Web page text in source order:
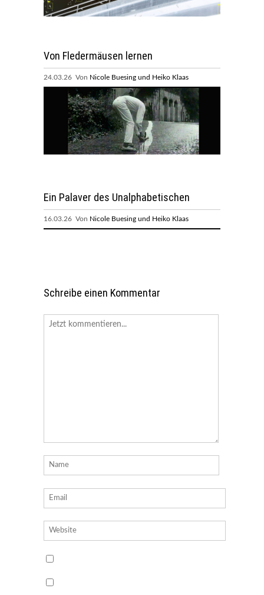
Von Fledermäusen lernen
24.03.26 Von Nicole Buesing und Heiko Klaas
Ein Palaver des Unalphabetischen
16.03.26 Von Nicole Buesing und Heiko Klaas
Schreibe einen Kommentar